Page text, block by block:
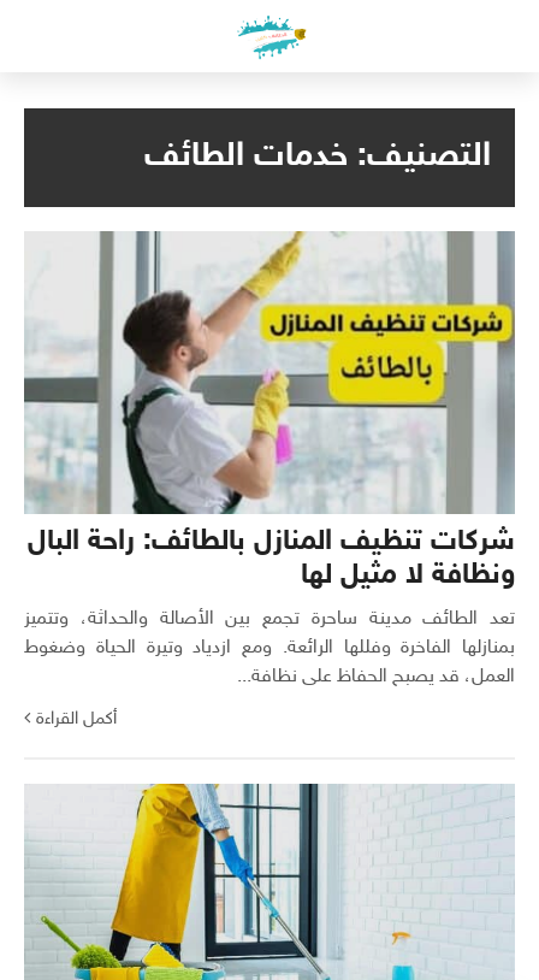
التصنيف: خدمات الطائف
شركات تنظيف المنازل بالطائف: راحة البال
ونظافة لا مثيل لها
تعد الطائف مدينة ساحرة تجمع بين الأصالة والحداثة، وتتميز
بمنازلها الفاخرة وفللها الرائعة. ومع ازدياد وتيرة الحياة وضغوط
العمل، قد يصبح الحفاظ على نظافة...
أكمل القراءة